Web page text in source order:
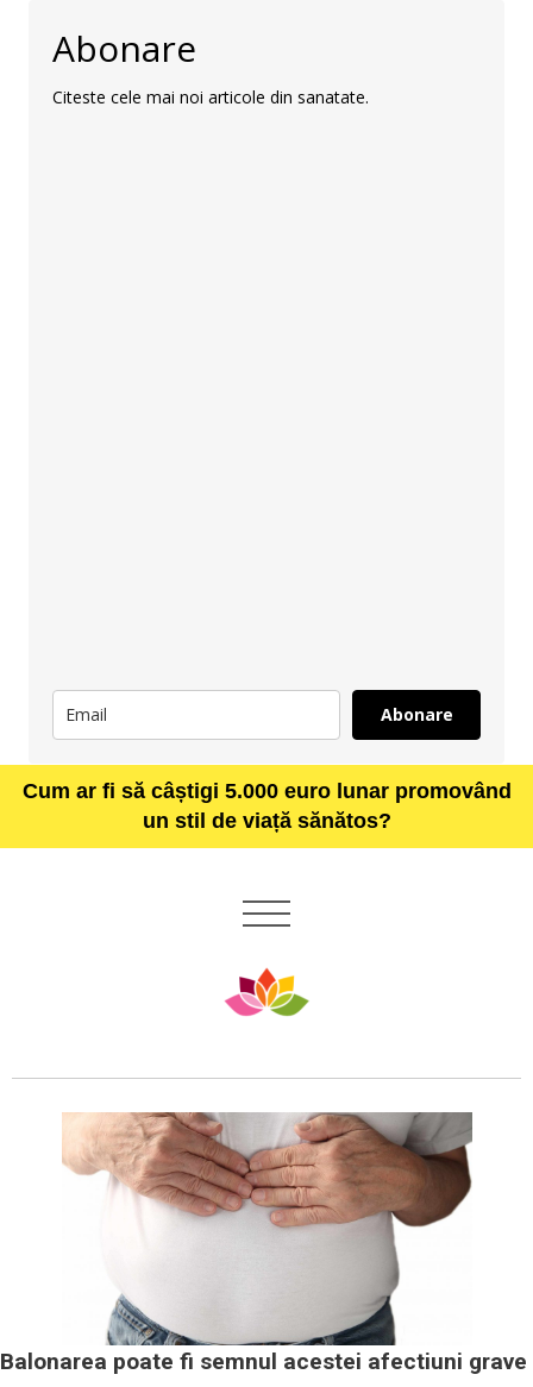
Abonare
Citeste cele mai noi articole din sanatate.
Abonare
Cum ar fi să câștigi 5.000 euro lunar promovând
un stil de viață sănătos?
Balonarea poate fi semnul acestei afectiuni grave